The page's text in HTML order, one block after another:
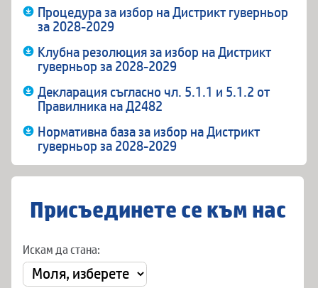
Процедура за избор на Дистрикт гуверньор
за 2028-2029
Клубна резолюция за избор на Дистрикт
гуверньор за 2028-2029
Декларация съгласно чл. 5.1.1 и 5.1.2 от
Правилника на Д2482
Нормативна база за избор на Дистрикт
гуверньор за 2028-2029
Присъединете се към нас
Искам да стана: